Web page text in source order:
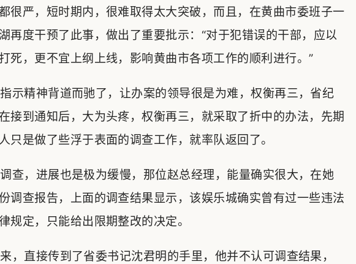
很严，短时期内，很难取得太大突破，而且，在黄曲市委班子一
再度干预了此事，做出了重要批示：“对于犯错误的干部，应以
死，更不宜上纲上线，影响黄曲市各项工作的顺利进行。”
示精神背道而驰了，让办案的领导很是为难，权衡再三，省纪
接到通知后，大为头疼，权衡再三，就采取了折中的办法，先期
只是做了些浮于表面的调查工作，就率队返回了。
查，进展也是极为缓慢，那位赵总经理，能量确实很大，在她
调查报告，上面的调查结果显示，该娱乐城确实曾有过一些违法
规定，只能给出限期整改的决定。
直接传到了省委书记沈君明的手里，他并不认可调查结果，